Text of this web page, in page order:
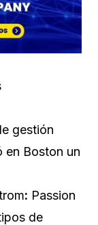
gestión
en Boston un
: Passion
de